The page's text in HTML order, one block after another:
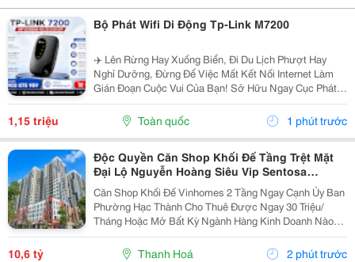
Bộ Phát Wifi Di Động Tp-Link M7200
✈️ Lên Rừng Hay Xuống Biển, Đi Du Lịch Phượt Hay
Nghỉ Dưỡng, Đừng Để Việc Mất Kết Nối Internet Làm
Gián Đoạn Cuộc Vui Của Bạn! Sở Hữu Ngay Cục Phát
Wifi Di Động "Nhỏ Nhưng Có Võ" Này Để Tha Hồ Lướt
Web, Check-In Sống Ảo, Video Call Cho Người Thân...
1,15 triệu Toàn quốc 1 phút trước
Độc Quyền Căn Shop Khối Đế Tầng Trệt Mặt
Đại Lộ Nguyễn Hoàng Siêu Vip Sentosa
Vinhomes Star City Thanh Hóa
Căn Shop Khối Đế Vinhomes 2 Tầng Ngay Cạnh Ủy Ban
Phường Hạc Thành Cho Thuê Được Ngay 30 Triệu/
Tháng Hoặc Mở Bất Kỳ Ngành Hàng Kinh Doanh Nào
Cũng Ra Tiền Có Sẵn Dân Cư 4000 Người Trên Các Tòa
Căn Hộ Và Toàn Bộ Là Cư Dân Cao Cấp Vinhomes
10,6 tỷ Thanh Hoá 2 phút trước